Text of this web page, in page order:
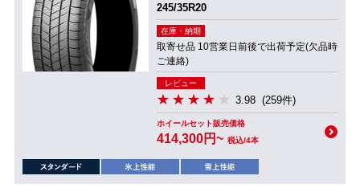
245/35R20
在庫・納期
取寄せ品 10営業日前後で出荷予定(欠品時
ご連絡)
レビュー
3.98 (259件)
ホイールセット販売価格
414,300円~ 税込/4本